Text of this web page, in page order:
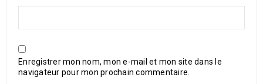
Enregistrer mon nom, mon e-mail et mon site dans le
navigateur pour mon prochain commentaire.